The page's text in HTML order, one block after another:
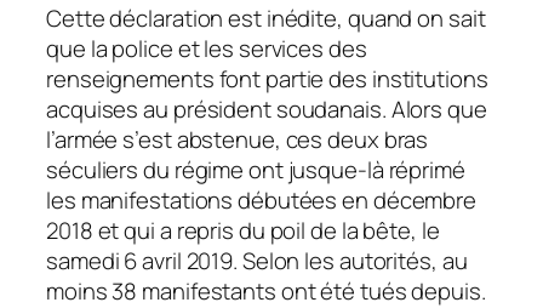
Cette déclaration est inédite, quand on sait
que la police et les services des
renseignements font partie des institutions
acquises au président soudanais. Alors que
l’armée s’est abstenue, ces deux bras
séculiers du régime ont jusque-là réprimé
les manifestations débutées en décembre
2018 et qui a repris du poil de la bête, le
samedi 6 avril 2019. Selon les autorités, au
moins 38 manifestants ont été tués depuis.